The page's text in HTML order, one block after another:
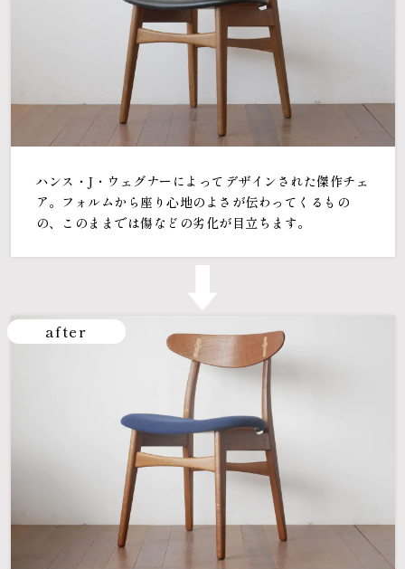
ハンス・J・ウェグナーによってデザインされた傑作チェ
ア。フォルムから座り心地のよさが伝わってくるもの
の、このままでは傷などの劣化が目立ちます。
after